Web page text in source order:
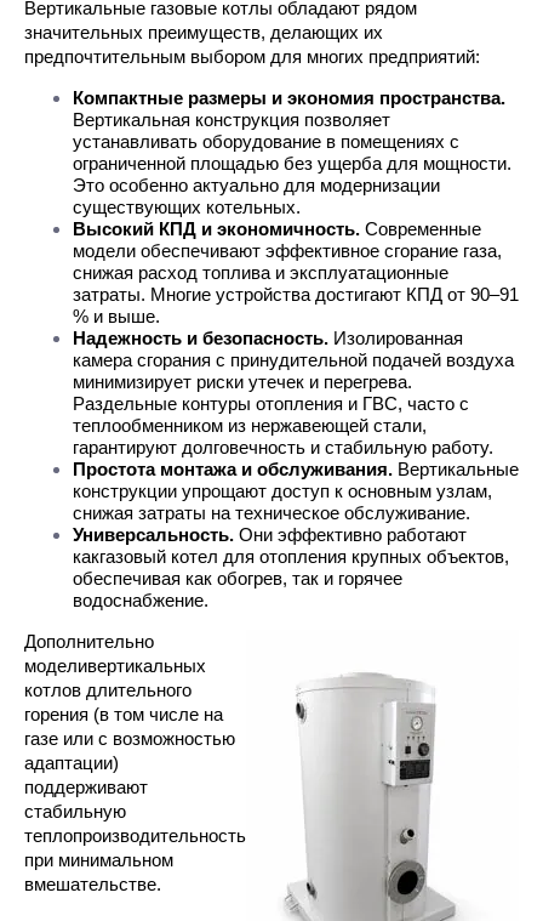
Вертикальные газовые котлы обладают рядом
значительных преимуществ, делающих их
предпочтительным выбором для многих предприятий:
Компактные размеры и экономия пространства.
Вертикальная конструкция позволяет
устанавливать оборудование в помещениях с
ограниченной площадью без ущерба для мощности.
Это особенно актуально для модернизации
существующих котельных.
Высокий КПД и экономичность. Современные
модели обеспечивают эффективное сгорание газа,
снижая расход топлива и эксплуатационные
затраты. Многие устройства достигают КПД от 90–91
% и выше.
Надежность и безопасность. Изолированная
камера сгорания с принудительной подачей воздуха
минимизирует риски утечек и перегрева.
Раздельные контуры отопления и ГВС, часто с
теплообменником из нержавеющей стали,
гарантируют долговечность и стабильную работу.
Простота монтажа и обслуживания. Вертикальные
конструкции упрощают доступ к основным узлам,
снижая затраты на техническое обслуживание.
Универсальность. Они эффективно работают
какгазовый котел для отопления крупных объектов,
обеспечивая как обогрев, так и горячее
водоснабжение.
Дополнительно
моделивертикальных
котлов длительного
горения (в том числе на
газе или с возможностью
адаптации)
поддерживают
стабильную
теплопроизводительность
при минимальном
вмешательстве.